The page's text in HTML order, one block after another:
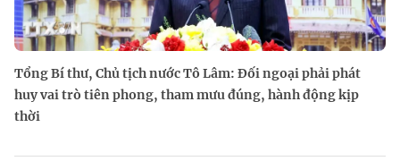
Tổng Bí thư, Chủ tịch nước Tô Lâm: Đối ngoại phải phát
huy vai trò tiên phong, tham mưu đúng, hành động kịp
thời